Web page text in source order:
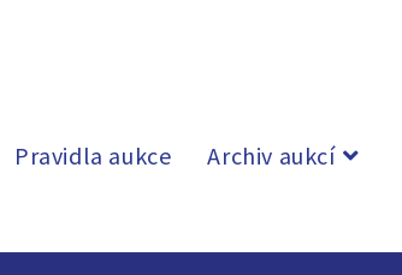
Pravidla aukce Archiv aukcí